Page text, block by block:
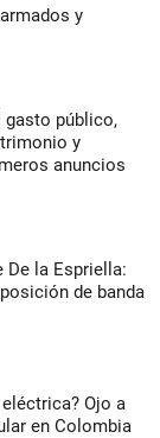
y
gasto público,
y
anuncios
De la Espriella:
de banda
Ojo a
en Colombia